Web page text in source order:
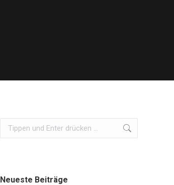
Search:
Neueste Beiträge